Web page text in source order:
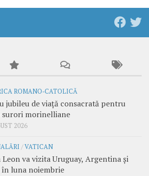
ROMANO-CATOLICĂ
jubileu de viață consacrată pentru
surori morinelliane
2026
/VATICAN
Leon va vizita Uruguay, Argentina și
în luna noiembrie